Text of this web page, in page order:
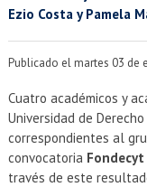
Egresados
Ezio Costa y Pamela
Publicado el martes 03 de
Cuatro académicos y
Universidad de
correspondientes al
convocatoria
través de este